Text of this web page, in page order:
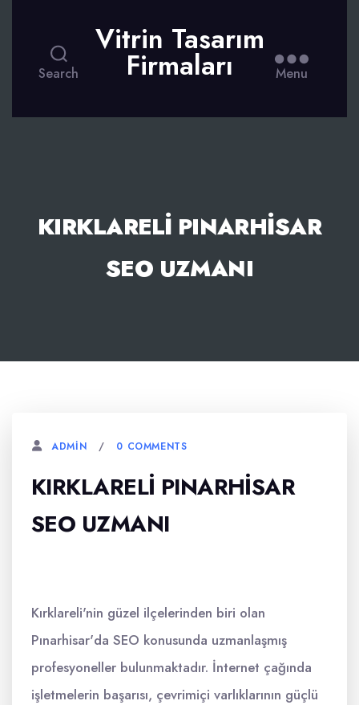
Search
Vitrin Tasarım
Firmaları Menu
KIRKLARELI PINARHISAR
SEO UZMANI
ADMIN 0 COMMENTS
KIRKLARELI PINARHISAR
SEO UZMANI
Kırklareli'nin güzel ilçelerinden biri olan
Pınarhisar'da SEO konusunda uzmanlaşmış
profesyoneller bulunmaktadır. İnternet çağında
işletmelerin başarısı, çevrimiçi varlıklarının güçlü